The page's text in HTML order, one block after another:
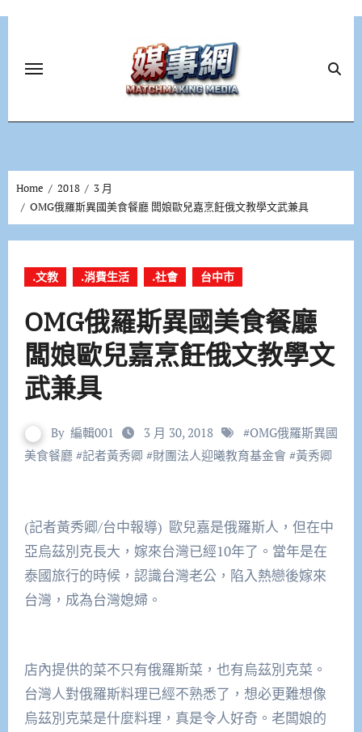
Home 2018
3 月
OMG俄羅斯異國美食餐廳 闆娘歐兒嘉烹飪俄文教學文武兼具
.文教 .消費生活 .社會 台中市
OMG俄羅斯異國美食餐廳
闆娘歐兒嘉烹飪俄文教學文
武兼具
By 編輯001 3 月 30, 2018 #OMG俄羅斯異國
美食餐廳#記者黃秀卿 #財團法人迎曦教育基金會#黃秀卿
(記者黃秀卿/台中報導) 歐兒嘉是俄羅斯人，但在中
亞烏茲別克長大，嫁來台灣已經10年了。當年是在
泰國旅行的時候，認識台灣老公，陷入熱戀後嫁來
台灣，成為台灣媳婦。
店內提供的菜不只有俄羅斯菜，也有烏茲別克菜。
台灣人對俄羅斯料理已經不熟悉了，想必更難想像
烏茲別克菜是什麼料理，真是令人好奇。老闆娘的